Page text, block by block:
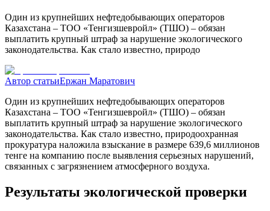
Один из крупнейших нефтедобывающих операторов
Казахстана – ТОО «Тенгизшевройл» (ТШО) – обязан
выплатить крупный штраф за нарушение экологического
законодательства. Как стало известно, природо
Автор статьиЕржан Маратович
Один из крупнейших нефтедобывающих операторов
Казахстана – ТОО «Тенгизшевройл» (ТШО) – обязан
выплатить крупный штраф за нарушение экологического
законодательства. Как стало известно, природоохранная
прокуратура наложила взыскание в размере 639,6 миллионов
тенге на компанию после выявления серьезных нарушений,
связанных с загрязнением атмосферного воздуха.
Результаты экологической проверки